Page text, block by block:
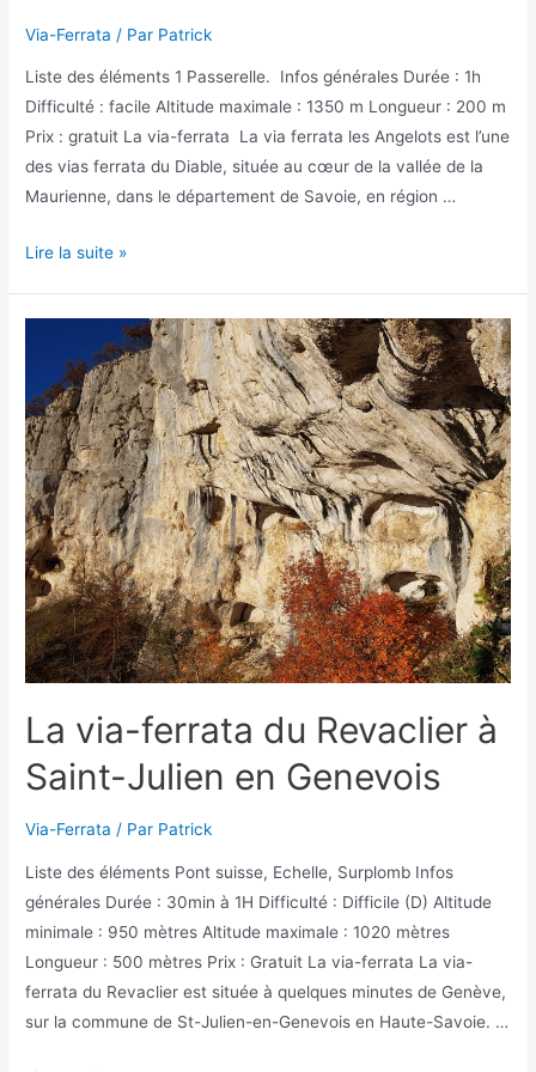
Via-Ferrata / Par Patrick
Liste des éléments 1 Passerelle. Infos générales Durée : 1h
Difficulté : facile Altitude maximale : 1350 m Longueur : 200 m
Prix : gratuit La via-ferrata La via ferrata les Angelots est l’une
des vias ferrata du Diable, située au cœur de la vallée de la
Maurienne, dans le département de Savoie, en région …
La
Angelots
à
Aussois
Lire la suite »
La via-ferrata du Revaclier à
Saint-Julien en Genevois
Via-Ferrata / Par Patrick
Liste des éléments Pont suisse, Echelle, Surplomb Infos
générales Durée : 30min à 1H Difficulté : Difficile (D) Altitude
minimale : 950 mètres Altitude maximale : 1020 mètres
Longueur : 500 mètres Prix : Gratuit La via-ferrata La via-
ferrata du Revaclier est située à quelques minutes de Genève,
sur la commune de St-Julien-en-Genevois en Haute-Savoie. …